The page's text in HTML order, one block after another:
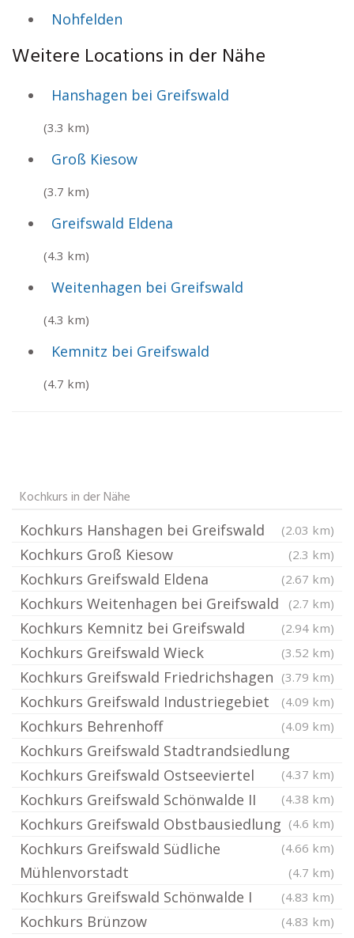
Nohfelden
Weitere Locations in der Nähe
Hanshagen bei Greifswald
(3.3 km)
Groß Kiesow
(3.7 km)
Greifswald Eldena
(4.3 km)
Weitenhagen bei Greifswald
(4.3 km)
Kemnitz bei Greifswald
(4.7 km)
Kochkurs in der Nähe
Kochkurs Hanshagen bei Greifswald (2.03 km)
Kochkurs Groß Kiesow (2.3 km)
Kochkurs Greifswald Eldena (2.67 km)
Kochkurs Weitenhagen bei Greifswald (2.7 km)
Kochkurs Kemnitz bei Greifswald (2.94 km)
Kochkurs Greifswald Wieck (3.52 km)
Kochkurs Greifswald Friedrichshagen (3.79 km)
Kochkurs Greifswald Industriegebiet (4.09 km)
Kochkurs Behrenhoff (4.09 km)
Kochkurs Greifswald Stadtrandsiedlung
(4.37 km)
Kochkurs Greifswald Ostseeviertel
(4.38 km)
Kochkurs Greifswald Schönwalde II
(4.6 km)
Kochkurs Greifswald Obstbausiedlung
(4.66 km)
Kochkurs Greifswald Südliche
Mühlenvorstadt
(4.7 km)
Kochkurs Greifswald Schönwalde I (4.83 km)
Kochkurs Brünzow (4.83 km)